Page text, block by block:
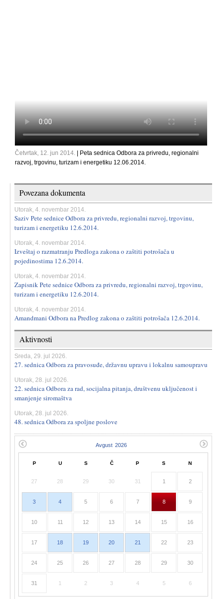
Četvrtak, 12. jun 2014.
| Peta sednica Odbora za privredu, regionalni
razvoj, trgovinu, turizam i energetiku 12.06.2014.
Povezana dokumenta
Utorak, 4. novembar 2014.
Saziv Pete sednice Odbora za privredu, regionalni razvoj, trgovinu,
turizam i energetiku 12.6.2014.
Utorak, 4. novembar 2014.
Izveštaj o razmatranju Predloga zakona o zaštiti potrošača u
pojedinostima 12.6.2014.
Utorak, 4. novembar 2014.
Zapisnik Pete sednice Odbora za privredu, regionalni razvoj, trgovinu,
turizam i energetiku 12.6.2014.
Utorak, 4. novembar 2014.
Amandmani Odbora na Predlog zakona o zaštiti potrošača 12.6.2014.
Aktivnosti
Sreda, 29. jul 2026.
27. sednica Odbora za pravosuđe, državnu upravu i lokalnu samoupravu
Utorak, 28. jul 2026.
22. sednica Odbora za rad, socijalna pitanja, društvenu uključenost i
smanjenje siromaštva
Utorak, 28. jul 2026.
48. sednica Odbora za spoljne poslove
P U S Č P S N
27 28 29 30 31 1 2
3 4 5 6 7 8 9
10 11 12 13 14 15 16
17 18 19 20 21 22 23
24 25 26 27 28 29 30
31 1 2 3 4 5 6